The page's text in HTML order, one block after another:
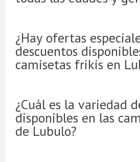
¿Hay ofertas
descuentos
camisetas frikis en
¿Cuál es la variedad
disponibles en las
de Lubulo?